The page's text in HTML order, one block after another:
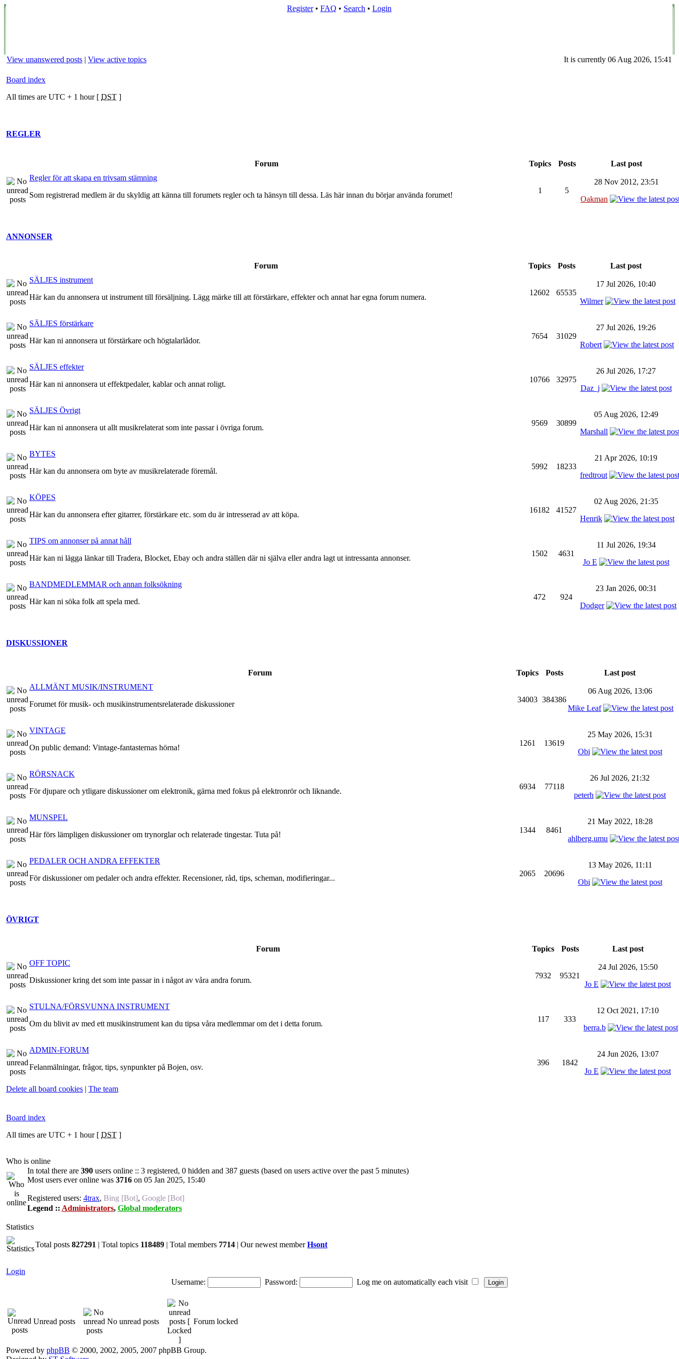
Register• FAQ • Search • Login
View unanswered posts | View active topics It is currently 06 Aug 2026, 15:41
Board index
All times are UTC + 1 hour [ DST ]
REGLER
Forum Topics Posts
Last post
Regler för att skapa en trivsam stämning
Som registrerad medlem är du skyldig att känna till forumets regler och ta hänsyn till dessa. Läs här innan du börjar använda forumet!
1 5
28 Nov 2012, 23:51
Oakman
ANNONSER
Forum Topics Posts
Last post
SÄLJES instrument
Här kan du annonsera ut instrument till försäljning. Lägg märke till att förstärkare, effekter och annat har egna forum numera.
12602 65535
17 Jul 2026, 10:40
Wilmer
SÄLJES förstärkare
Här kan ni annonsera ut förstärkare och högtalarlådor.
7654 31029
27 Jul 2026, 19:26
Robert
SÄLJES effekter
Här kan ni annonsera ut effektpedaler, kablar och annat roligt.
10766 32975
26 Jul 2026, 17:27
Daz_j
SÄLJES Övrigt
Här kan ni annonsera ut allt musikrelaterat som inte passar i övriga forum.
9569 30899
05 Aug 2026, 12:49
Marshall
BYTES
Här kan du annonsera om byte av musikrelaterade föremål.
5992 18233
21 Apr 2026, 10:19
fredtrout
KÖPES
Här kan du annonsera efter gitarrer, förstärkare etc. som du är intresserad av att köpa.
16182 41527
02 Aug 2026, 21:35
Henrik
TIPS om annonser på annat håll
Här kan ni lägga länkar till Tradera, Blocket, Ebay och andra ställen där ni själva eller andra lagt ut intressanta annonser.
1502 4631
11 Jul 2026, 19:34
Jo E
BANDMEDLEMMAR och annan folksökning
Här kan ni söka folk att spela med.
472 924
23 Jan 2026, 00:31
Dodger
DISKUSSIONER
Forum Topics Posts
Last post
ALLMÄNT MUSIK/INSTRUMENT
Forumet för musik- och musikinstrumentsrelaterade diskussioner
34003 384386
06 Aug 2026, 13:06
Mike Leaf
VINTAGE
On public demand: Vintage-fantasternas hörna!
1261 13619
25 May 2026, 15:31
Obi
RÖRSNACK
För djupare och ytligare diskussioner om elektronik, gärna med fokus på elektronrör och liknande.
6934 77118
26 Jul 2026, 21:32
peterh
MUNSPEL
Här förs lämpligen diskussioner om trynorglar och relaterade tingestar. Tuta på!
1344 8461
21 May 2022, 18:28
ahlberg.umu
PEDALER OCH ANDRA EFFEKTER
För diskussioner om pedaler och andra effekter. Recensioner, råd, tips, scheman, modifieringar...
2065 20696
13 May 2026, 11:11
Obi
ÖVRIGT
Forum Topics Posts
Last post
OFF TOPIC
Diskussioner kring det som inte passar in i något av våra andra forum.
7932 95321
24 Jul 2026, 15:50
Jo E
STULNA/FÖRSVUNNA INSTRUMENT
Om du blivit av med ett musikinstrument kan du tipsa våra medlemmar om det i detta forum.
117 333
12 Oct 2021, 17:10
berra.b
ADMIN-FORUM
Felanmälningar, frågor, tips, synpunkter på Bojen, osv.
396 1842
24 Jun 2026, 13:07
Jo E
Delete all board cookies | The team
Board index
All times are UTC + 1 hour [ DST ]
Who is online
In total there are 390 users online :: 3 registered, 0 hidden and 387 guests (based on users active over the past 5 minutes)
Most users ever online was 3716 on 05 Jan 2025, 15:40
Registered users: 4trax, Bing [Bot], Google [Bot]
Legend :: Administrators, Global moderators
Statistics
Total posts 827291 | Total topics 118489 | Total members 7714 | Our newest memberHsont
Login
Username:
Password: Log me on automatically each visit
Unread posts No unread posts Forum locked
Powered by phpBB © 2000, 2002, 2005, 2007 phpBB Group.